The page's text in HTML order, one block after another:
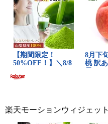
楽天モーションウィジェット